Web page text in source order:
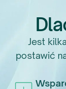
Jest
postawić